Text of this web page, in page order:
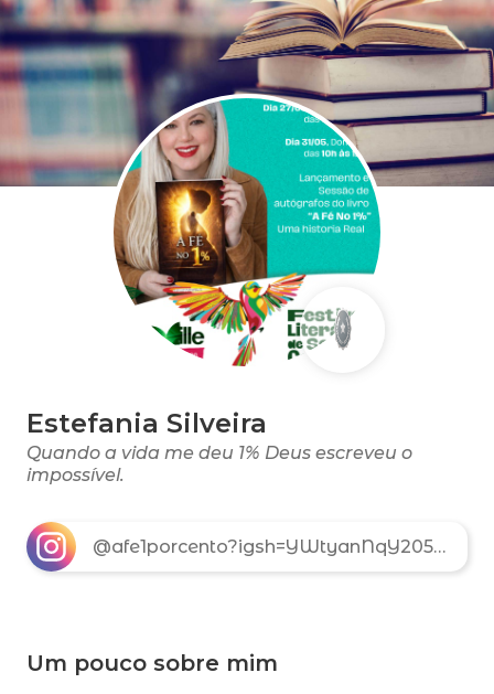
Estefania Silveira
Quando a vida me deu 1% Deus escreveu o
impossível.
@afe1porcento?igsh=YWtyanNqY205azQ2
Um pouco sobre mim